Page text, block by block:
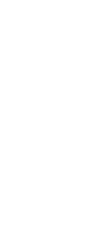
La Dana de
monarca, que
problemática de la
como Málaga o la
presente en el
cumplen diez años
El Rey Felipe VI ha
clase política
que ha advertido de
impedir escuchar la